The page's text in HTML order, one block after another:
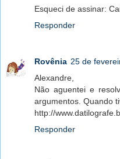
Esqueci de assinar:
Responder
Rovênia 25 de
Alexandre,
Não aguentei e
argumentos. Quando
http://
Responder